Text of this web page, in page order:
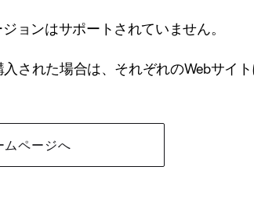
ョンはサポートされていません。
された場合は、それぞれのWebサイ
ムページへ